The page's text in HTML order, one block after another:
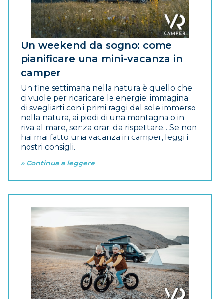
Un weekend da sogno: come
pianificare una mini-vacanza in
camper
Un fine settimana nella natura è quello che
ci vuole per ricaricare le energie: immagina
di svegliarti con i primi raggi del sole immerso
nella natura, ai piedi di una montagna o in
riva al mare, senza orari da rispettare... Se non
hai mai fatto una vacanza in camper, leggi i
nostri consigli.
» Continua a leggere